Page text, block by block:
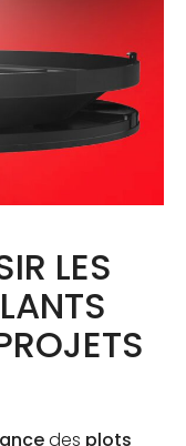
LES
des plots